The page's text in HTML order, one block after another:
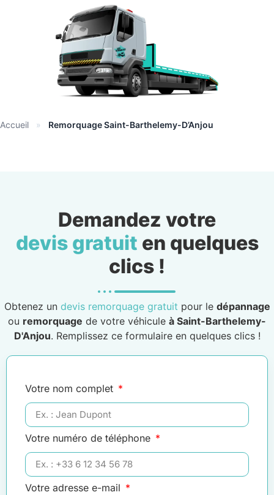
Accueil » Remorquage Saint-Barthelemy-D’Anjou
Demandez votre
devis gratuit en quelques
clics !
Obtenez un devis remorquage gratuit pour le dépannage
ou remorquage de votre véhicule à Saint-Barthelemy-
D'Anjou. Remplissez ce formulaire en quelques clics !
Votre nom complet
Votre numéro de téléphone
Votre adresse e-mail